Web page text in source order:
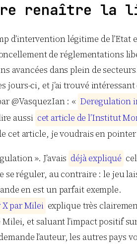
renaître la
d’intervention légitime de
de réglementations
dans plein de
ci, et j’ai trouvé intéressant
@VasquezIan : « Deregulation i
aussi cet article de l’InstitutMo
cet article, je voudrais en
». J’avais déjàexpliqué
se réguler, au contraire : le jeu
en est un parfait exemple.
XparMilei explique très
et saluant l’impact positif
l’auteur, les autres pays